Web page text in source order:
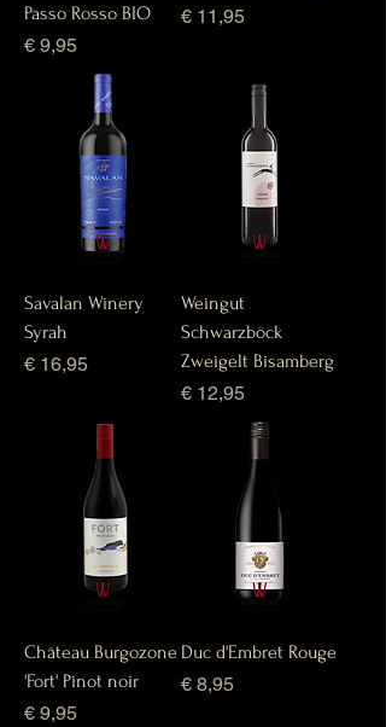
Passo Rosso BIO
Prijs
€ 9,95
Prijs
€ 11,95
Savalan Winery
Syrah
Prijs
€ 16,95
Weingut
Schwarzböck
Zweigelt Bisamberg
Prijs
€ 12,95
Château Burgozone
'Fort' Pinot noir
Prijs
€ 9,95
Duc d'Embret Rouge
Prijs
€ 8,95